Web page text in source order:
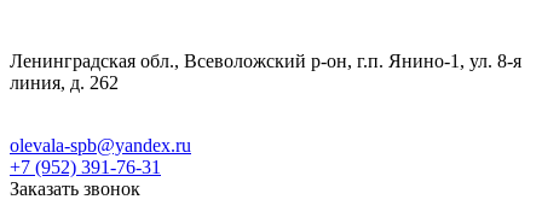
Ленинградская обл., Всеволожский р-он, г.п. Янино-1, ул. 8-я
линия, д. 262
olevala-spb@yandex.ru
+7 (952) 391-76-31
Заказать звонок